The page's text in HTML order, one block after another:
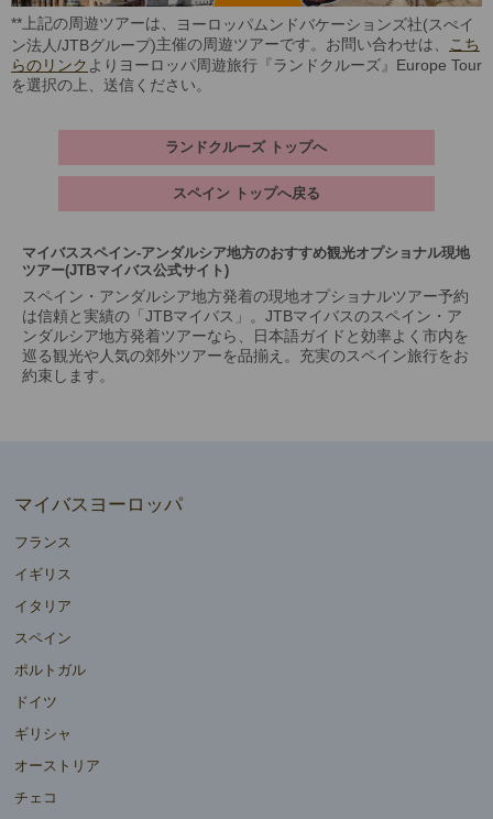
**上記の周遊ツアーは、
ヨーロッパムンドバケーションズ社(スぺイ
ン法人/JTBグループ)主催の周遊ツアーです。お問い合わせは、
こち
らのリンク よりヨーロッパ周遊旅行『ランドクルーズ』Europe Tour
を選択の上、送信ください。
ランドクルーズ トップへ
スペイン トップへ戻る
マイバススペイン-アンダルシア地方のおすすめ観光オプショナル現地
ツアー(JTBマイバス公式サイト)
スペイン・アンダルシア地方発着の現地オプショナルツアー予約
は信頼と実績の「JTBマイバス」。JTBマイバスのスペイン・ア
ンダルシア地方発着ツアーなら、日本語ガイドと効率よく市内を
巡る観光や人気の郊外ツアーを品揃え。充実のスペイン旅行をお
約束します。
マイバスヨーロッパ
フランス
イギリス
イタリア
スペイン
ポルトガル
ドイツ
ギリシャ
オーストリア
チェコ